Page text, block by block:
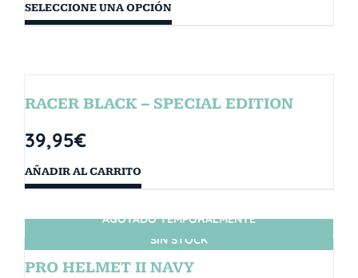
SELECCIONE UNA OPCIÓN
RACER BLACK – SPECIAL EDITION
39,95€
AÑADIR AL CARRITO
SIN STOCK
AGOTADO TEMPORALMENTE
PRO HELMET II NAVY